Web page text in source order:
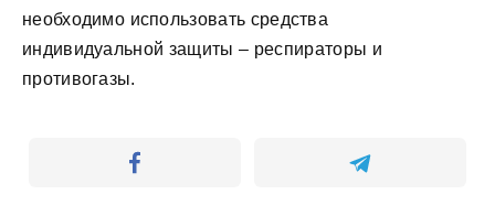
необходимо использовать средства
индивидуальной защиты – респираторы и
противогазы.